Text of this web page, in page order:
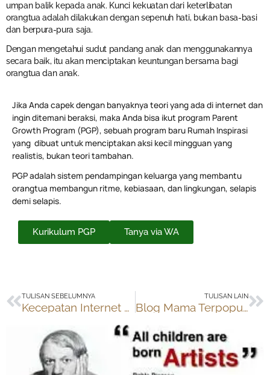
umpan balik kepada anak. Kunci kekuatan dari keterlibatan
orangtua adalah dilakukan dengan sepenuh hati, bukan basa-basi
dan berpura-pura saja.
Dengan mengetahui sudut pandang anak dan menggunakannya
secara baik, itu akan menciptakan keuntungan bersama bagi
orangtua dan anak.
Jika Anda capek dengan banyaknya teori yang ada di internet dan
ingin ditemani beraksi, maka Anda bisa ikut program Parent
Growth Program (PGP), sebuah program baru Rumah Inspirasi
yang dibuat untuk menciptakan aksi kecil mingguan yang
realistis, bukan teori tambahan.
PGP adalah sistem pendampingan keluarga yang membantu
orangtua membangun ritme, kebiasaan, dan lingkungan, selapis
demi selapis.
Kurikulum PGP Tanya via WA
Prev
TULISAN SEBELUMNYA
Kecepatan Internet Dunia
TULISAN LAIN
Blog Mama Terpopuler